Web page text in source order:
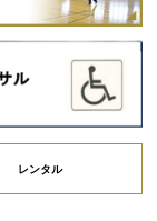
レンタル